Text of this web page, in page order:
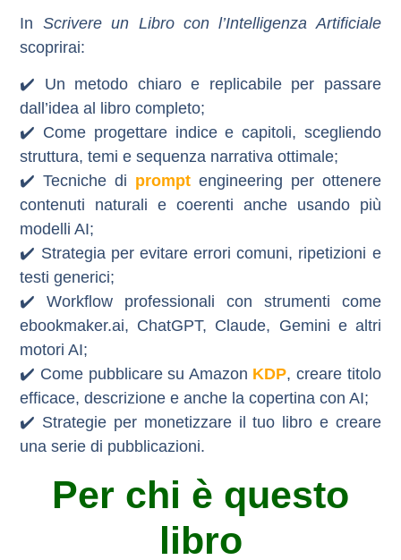
In Scrivere un Libro con l’Intelligenza Artificiale
scoprirai:
✔️ Un metodo chiaro e replicabileper passare
dall’idea al libro completo;
✔️ Come progettare indice e capitoli, scegliendo
struttura, temi e sequenza narrativa ottimale;
✔️ Tecniche di prompt engineering per ottenere
contenuti naturali e coerenti anche usando più
modelli AI;
✔️ Strategia per evitare errori comuni, ripetizioni e
testi generici;
✔️ Workflow professionali con strumenti come
ebookmaker.ai, ChatGPT, Claude, Gemini e altri
motori AI;
✔️ Come pubblicare su Amazon KDP, creare titolo
efficace, descrizione e anche la copertina con AI;
✔️ Strategie per monetizzareil tuo libro e creare
una serie di pubblicazioni.
Per chi è questo
libro